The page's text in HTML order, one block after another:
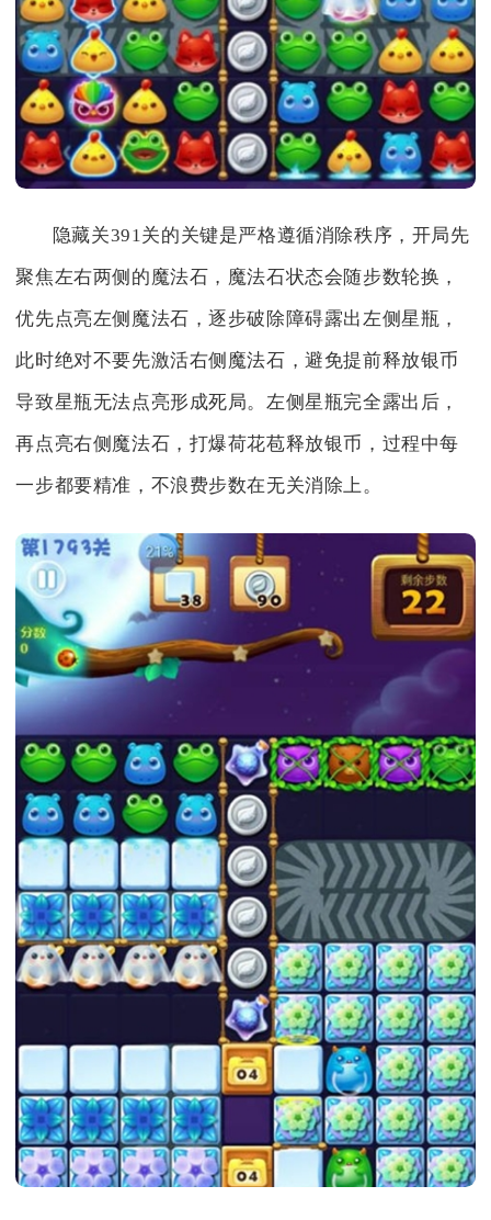
隐藏关391关的关键是严格遵循消除秩序，开局先
聚焦左右两侧的魔法石，魔法石状态会随步数轮换，
优先点亮左侧魔法石，逐步破除障碍露出左侧星瓶，
此时绝对不要先激活右侧魔法石，避免提前释放银币
导致星瓶无法点亮形成死局。左侧星瓶完全露出后，
再点亮右侧魔法石，打爆荷花苞释放银币，过程中每
一步都要精准，不浪费步数在无关消除上。